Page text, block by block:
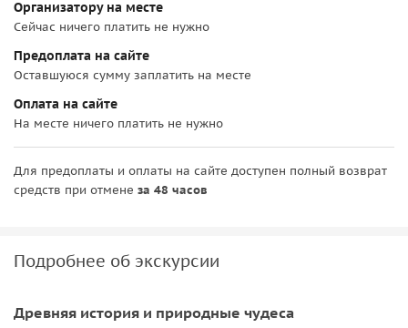
Организатору на месте
Сейчас ничего платить не нужно
Предоплата на сайте
Оставшуюся сумму заплатить на месте
Оплата на сайте
На месте ничего платить не нужно
Для предоплаты и оплаты на сайте доступен полный возврат
средств при отмене за 48 часов
Подробнее об экскурсии
Древняя история и природные чудеса